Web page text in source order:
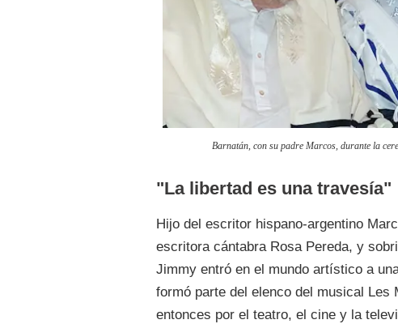
Barnatán, con su padre Marcos, durante la
"La libertad es una travesía"
Hijo del escritor hispano-argentino
escritora cántabra Rosa Pereda, y
Jimmy entró en el mundo artístico a
formó parte del elenco del musical Les
entonces por el teatro, el cine y la